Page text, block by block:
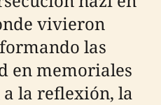
vivieron
las
en memoriales
la reflexión, la